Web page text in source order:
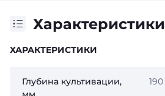
Характеристики
ХАРАКТЕРИСТИКИ
Глубина культивации,
190